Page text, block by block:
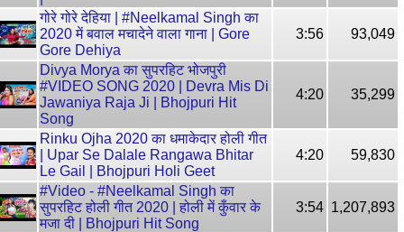
गोरे गोरे देहिया | #Neelkamal Singh का
2020 में बवाल मचादेने वाला गाना | Gore
Gore Dehiya
3:56 93,049
Divya Morya का सुपरहिट भोजपुरी
#VIDEO SONG 2020 | Devra Mis Di
Jawaniya Raja Ji | Bhojpuri Hit
Song
4:20 35,299
Rinku Ojha 2020 का धमाकेदार होली गीत
| Upar Se Dalale Rangawa Bhitar
Le Gail | Bhojpuri Holi Geet
4:20 59,830
#Video - #Neelkamal Singh का
सुपरहिट होली गीत 2020 | होली में कुँवार के
मजा दी | Bhojpuri Hit Song
3:54 1,207,893